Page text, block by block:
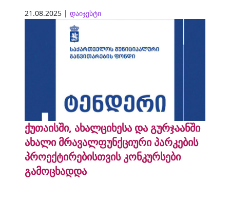
21.08.2025 | დაიჯესტი
ქუთაისში, ახალციხესა და გურჯაანში
ახალი მრავალფუნქციური პარკების
პროექტირებისთვის კონკურსები
გამოცხადდა